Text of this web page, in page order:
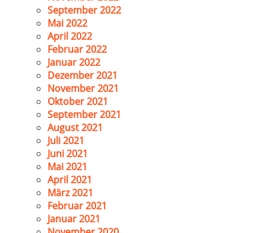
September 2022
Mai 2022
April 2022
Februar 2022
Januar 2022
Dezember 2021
November 2021
Oktober 2021
September 2021
August 2021
Juli 2021
Juni 2021
Mai 2021
April 2021
März 2021
Februar 2021
Januar 2021